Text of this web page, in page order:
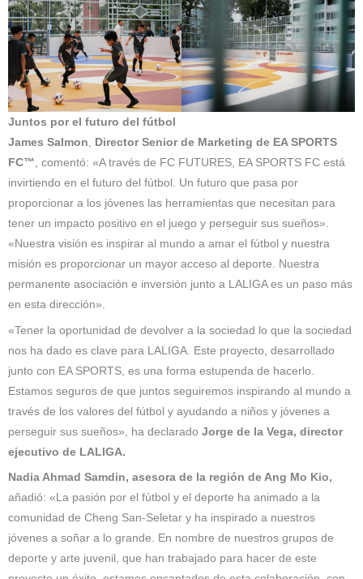
Juntos por el futuro del fútbol
James Salmon
Director Senior de Marketing de EA SPORTS
FC™ , comentó: «A través de FC FUTURES, EA SPORTS FC está
invirtiendo en el futuro del fútbol. Un futuro que pasa por
proporcionar a los jóvenes las herramientas que necesitan para
tener un impacto positivo en el juego y perseguir sus sueños».
«Nuestra visión es inspirar al mundo a amar el fútbol y nuestra
misión es proporcionar un mayor acceso al deporte. Nuestra
permanente asociación e inversión junto a LALIGA es un paso más
en esta dirección».
«Tener la oportunidad de devolver a la sociedad lo que la sociedad
nos ha dado es clave para LALIGA. Este proyecto, desarrollado
junto con EA SPORTS, es una forma estupenda de hacerlo.
Estamos seguros de que juntos seguiremos inspirando al mundo a
través de los valores del fútbol y ayudando a niños y jóvenes a
perseguir sus sueños», ha declarado Jorge de la Vega, director
ejecutivo de LALIGA.
Nadia Ahmad Samdin, asesora de la región de Ang Mo Kio,
añadió: «La pasión por el fútbol y el deporte ha animado a la
comunidad de Cheng San-Seletar y ha inspirado a nuestros
jóvenes a soñar a lo grande. En nombre de nuestros grupos de
deporte y arte juvenil, que han trabajado para hacer de este